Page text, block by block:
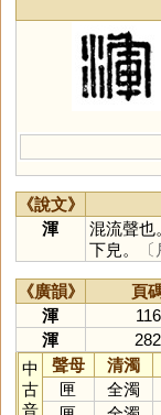
《說文》
渾
混流聲也
下皃。
《廣韻》 頁
渾
116
渾
282
中
古
音
聲母 清濁
匣
全濁